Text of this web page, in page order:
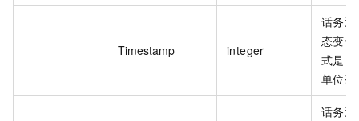
Timestamp integer
话务
态变
式是
单位毫
话务